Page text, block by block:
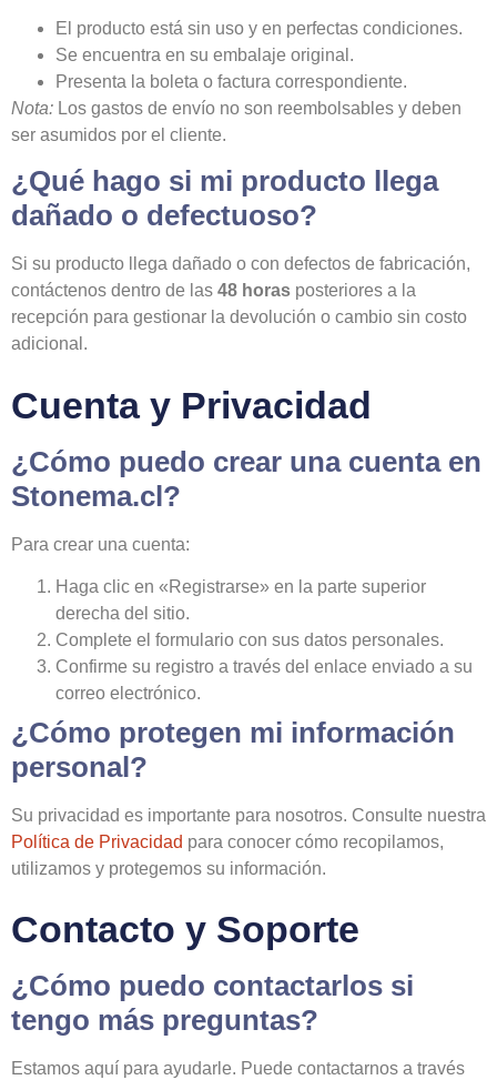
El producto está sin uso y en perfectas condiciones.
Se encuentra en su embalaje original.
Presenta la boleta o factura correspondiente.
Nota: Los gastos de envío no son reembolsables y deben
ser asumidos por el cliente.
¿Qué hago si mi producto llega
dañado o defectuoso?
Si su producto llega dañado o con defectos de fabricación,
contáctenos dentro de las 48 horas posteriores a la
recepción para gestionar la devolución o cambio sin costo
adicional.
Cuenta y Privacidad
¿Cómo puedo crear una cuenta en
Stonema.cl?
Para crear una cuenta:
Haga clic en «Registrarse» en la parte superior
derecha del sitio.
Complete el formulario con sus datos personales.
Confirme su registro a través del enlace enviado a su
correo electrónico.
¿Cómo protegen mi información
personal?
Su privacidad es importante para nosotros. Consulte nuestra
Política de Privacidad para conocer cómo recopilamos,
utilizamos y protegemos su información.
Contacto y Soporte
¿Cómo puedo contactarlos si
tengo más preguntas?
Estamos aquí para ayudarle. Puede contactarnos a través